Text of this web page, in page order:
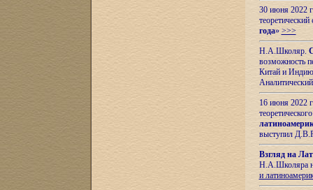
30 июня 2022
года» >>>
Н.А.Школяр.
возможность
Китай и
16 июня 2022
выступил
Взгляд на
Н.А.Школяра
и